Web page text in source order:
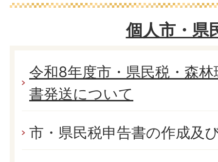
個人市・県
令和8年度市・県民税・森
書発送について
市・県民税申告書の作成及